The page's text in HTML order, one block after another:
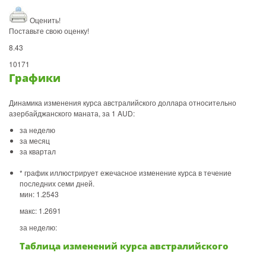
Оценить!
Поставьте свою оценку!
8.43
10171
Графики
Динамика изменения курса австралийского доллара относительно
азербайджанского маната, за 1 AUD:
за неделю
за месяц
за квартал
* график иллюстрирует ежечасное изменение курса в течение
последних семи дней.
мин: 1.2543
макс: 1.2691
за неделю:
Таблица изменений курса австралийского